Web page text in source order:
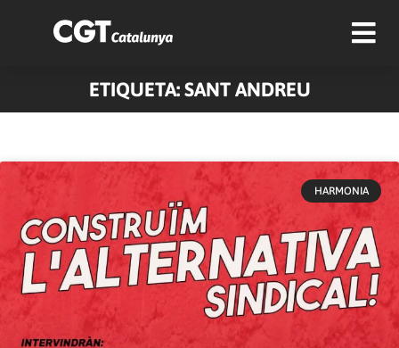
ETIQUETA: SANT ANDREU
HARMONIA